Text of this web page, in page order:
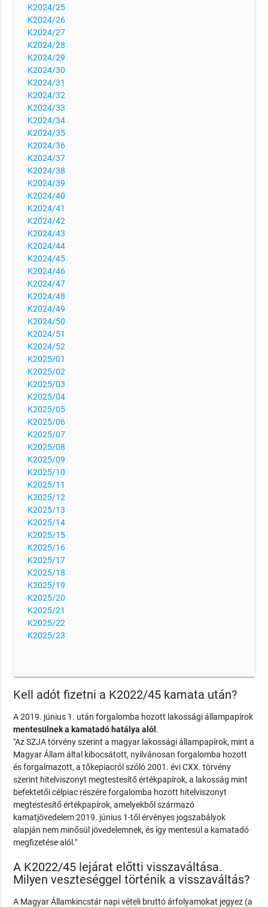
K2024/25
K2024/26
K2024/27
K2024/28
K2024/29
K2024/30
K2024/31
K2024/32
K2024/33
K2024/34
K2024/35
K2024/36
K2024/37
K2024/38
K2024/39
K2024/40
K2024/41
K2024/42
K2024/43
K2024/44
K2024/45
K2024/46
K2024/47
K2024/48
K2024/49
K2024/50
K2024/51
K2024/52
K2025/01
K2025/02
K2025/03
K2025/04
K2025/05
K2025/06
K2025/07
K2025/08
K2025/09
K2025/10
K2025/11
K2025/12
K2025/13
K2025/14
K2025/15
K2025/16
K2025/17
K2025/18
K2025/19
K2025/20
K2025/21
K2025/22
K2025/23
Kell adót fizetni a K2022/45 kamata után?
A 2019. június 1. után forgalomba hozott lakossági állampapírok
mentesülnek a kamatadó hatálya alól .
"Az SZJA törvény szerint a magyar lakossági állampapírok, mint a
Magyar Állam által kibocsátott, nyilvánosan forgalomba hozott
és forgalmazott, a tőkepiacról szóló 2001. évi CXX. törvény
szerint hitelviszonyt megtestesítő értékpapírok, a lakosság mint
befektetői célpiac részére forgalomba hozott hitelviszonyt
megtestesítő értékpapírok, amelyekből származó
kamatjövedelem 2019. június 1-től érvényes jogszabályok
alapján nem minősül jövedelemnek, és így mentesül a kamatadó
megfizetése alól."
A K2022/45 lejárat előtti visszaváltása.
Milyen veszteséggel történik a visszaváltás?
A Magyar Államkincstár napi vételi bruttó árfolyamokat jegyez (a